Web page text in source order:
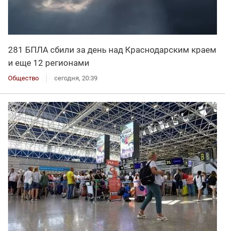
281 БПЛА сбили за день над Краснодарским краем
и еще 12 регионами
Общество сегодня, 20:39